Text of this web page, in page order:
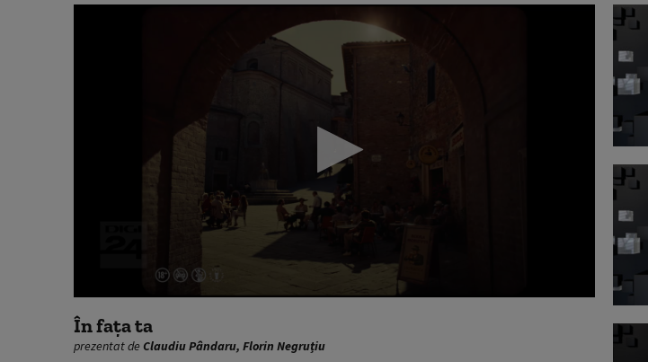
seconds
of
1
În fața ta
prezentat de Claudiu Pândaru, Florin Negruțiu